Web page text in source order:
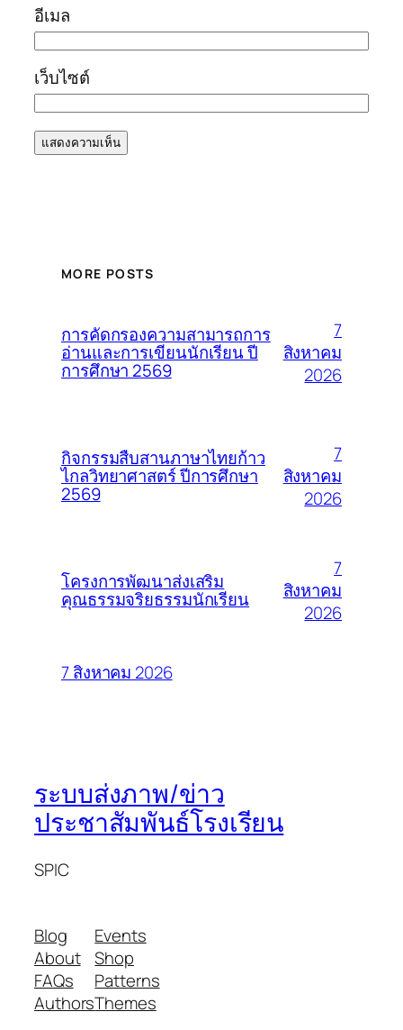
อีเมล
เว็บไซต์
MORE POSTS
การคัดกรองความสามารถการ
อ่านและการเขียนนักเรียน ปี
การศึกษา 2569
7
สิงหาคม
2026
กิจกรรมสืบสานภาษาไทยก้าว
ไกลวิทยาศาสตร์ ปีการศึกษา
2569
7
สิงหาคม
2026
โครงการพัฒนาส่งเสริม
คุณธรรมจริยธรรมนักเรียน
7
สิงหาคม
2026
7 สิงหาคม 2026
ระบบส่งภาพ/ข่าว
ประชาสัมพันธ์โรงเรียน
SPIC
Blog
About
FAQs
Authors
Events
Shop
Patterns
Themes